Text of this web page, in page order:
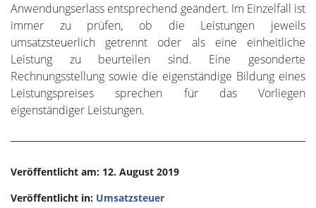
Anwendungserlass entsprechend geändert. Im Einzelfall ist
immer zu prüfen, ob die Leistungen jeweils
umsatzsteuerlich getrennt oder als eine einheitliche
Leistung zu beurteilen sind. Eine gesonderte
Rechnungsstellung sowie die eigenständige Bildung eines
Leistungspreises sprechen für das Vorliegen
eigenständiger Leistungen.
Veröffentlicht am: 12. August 2019
Veröffentlicht in: Umsatzsteuer